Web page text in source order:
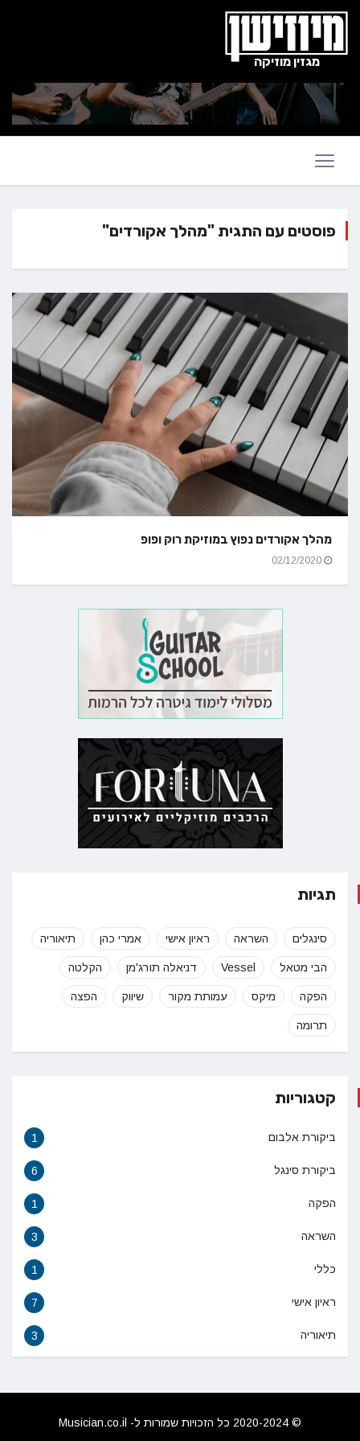
מגזין מוזיקה
פוסטים עם התגית "מהלך אקורדים"
מהלך אקורדים נפוץ במוזיקת רוק ופופ
תגיות
סינגלים השראה ראיון אישי אמרי כהן תיאוריה
הבי מטאל Vessel דניאלה תורג'מן הקלטה
הפקה מיקס עמותת מקור שיווק הפצה
תרומה
קטגוריות
ביקורת אלבום 1
ביקורת סינגל 6
הפקה 1
השראה 3
כללי 1
ראיון אישי 7
תיאוריה 3
© 2020-2024 כל הזכויות שמורות ל- Musician.co.il